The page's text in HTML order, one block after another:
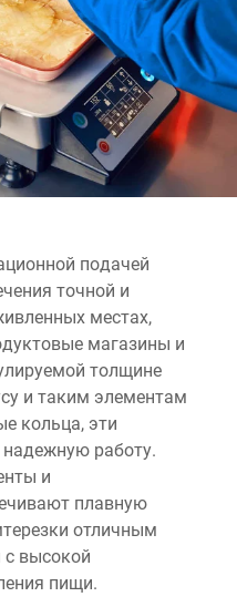
подачей
точной и
местах,
магазины и
толщине
и таким элементам
кольца, эти
работу.
и
плавную
отличным
высокой
пищи.